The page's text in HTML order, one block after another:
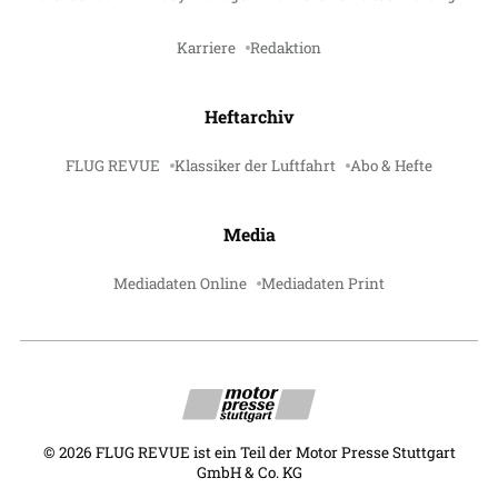
Karriere Redaktion
Heftarchiv
FLUG REVUE Klassiker der Luftfahrt Abo & Hefte
Media
Mediadaten Online Mediadaten Print
© 2026 FLUG REVUE ist ein Teil der Motor Presse Stuttgart
GmbH & Co. KG